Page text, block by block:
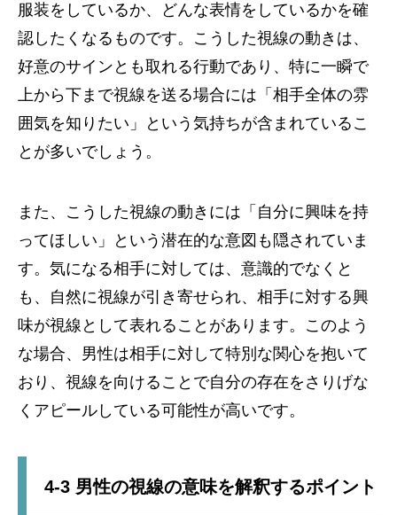
服装をしているか、どんな表情をしているかを確
認したくなるものです。こうした視線の動きは、
好意のサインとも取れる行動であり、特に一瞬で
上から下まで視線を送る場合には「相手全体の雰
囲気を知りたい」という気持ちが含まれているこ
とが多いでしょう。
また、こうした視線の動きには「自分に興味を持
ってほしい」という潜在的な意図も隠されていま
す。気になる相手に対しては、意識的でなくと
も、自然に視線が引き寄せられ、相手に対する興
味が視線として表れることがあります。このよう
な場合、男性は相手に対して特別な関心を抱いて
おり、視線を向けることで自分の存在をさりげな
くアピールしている可能性が高いです。
4-3 男性の視線の意味を解釈するポイント